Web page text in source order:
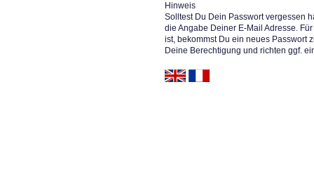
Hinweis
Solltest Du Dein Passwort vergessen
die Angabe Deiner E-Mail Adresse.
ist, bekommst Du ein neues Passwort
Deine Berechtigung und richten ggf.